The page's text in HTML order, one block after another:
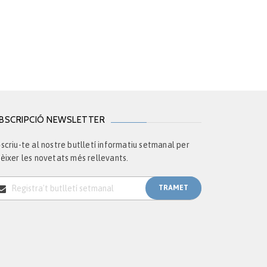
NEWSLETTER
te al nostre butlletí informatiu setmanal per
les novetats més rellevants.